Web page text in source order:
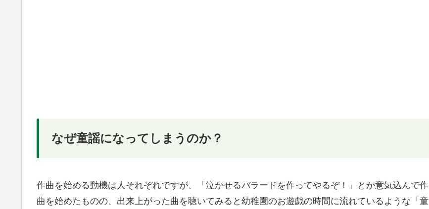
なぜ童謡になってしまうのか？
作曲を始める動機は人それぞれですが、「泣かせるバラードを作ってやるぞ！」とか意気込んで作
曲を始めたものの、出来上がった曲を聴いてみると幼稚園のお遊戯の時間に流れているような「童